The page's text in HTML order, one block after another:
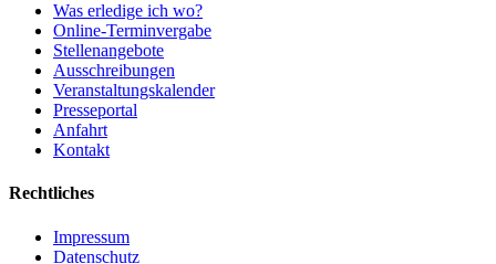
Was erledige ich wo?
Online-Terminvergabe
Stellenangebote
Ausschreibungen
Veranstaltungskalender
Presseportal
Anfahrt
Kontakt
Rechtliches
Impressum
Datenschutz